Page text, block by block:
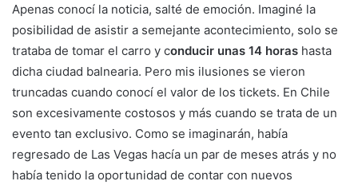
Apenas conocí la noticia, salté de emoción. Imaginé la
posibilidad de asistir a semejante acontecimiento, solo se
trataba de tomar el carro y conducir unas 14 horas hasta
dicha ciudad balnearia. Pero mis ilusiones se vieron
truncadas cuando conocí el valor de los tickets. En Chile
son excesivamente costosos y más cuando se trata de un
evento tan exclusivo. Como se imaginarán, había
regresado de Las Vegas hacía un par de meses atrás y no
había tenido la oportunidad de contar con nuevos